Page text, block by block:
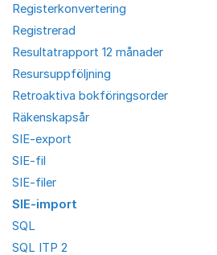
Registerkonvertering
Registrerad
Resultatrapport 12 månader
Resursuppföljning
Retroaktiva bokföringsorder
Räkenskapsår
SIE-export
SIE-fil
SIE-filer
SIE-import
SQL
SQL ITP 2